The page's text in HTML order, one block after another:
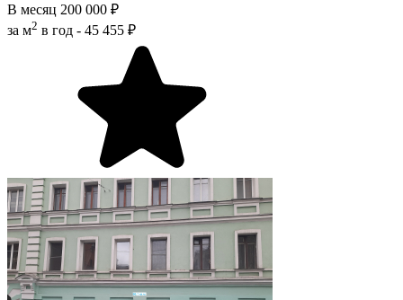
В месяц 200 000 ₽
за м2 в год - 45 455 ₽